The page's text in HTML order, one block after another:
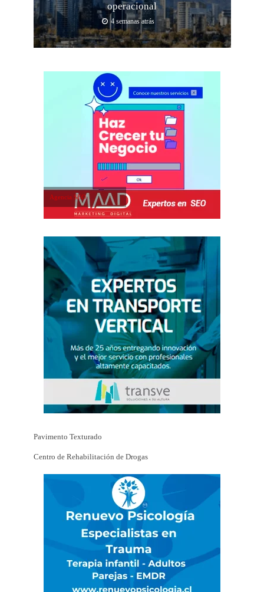
operacional
4 semanas atrás
Agencia SEO
Pavimento Texturado
Centro de Rehabilitación de Drogas